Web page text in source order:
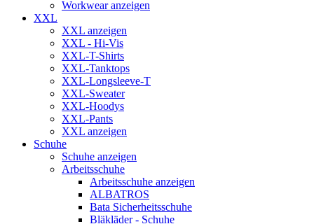
Workwear anzeigen
XXL
XXL anzeigen
XXL - Hi-Vis
XXL-T-Shirts
XXL-Tanktops
XXL-Longsleeve-T
XXL-Sweater
XXL-Hoodys
XXL-Pants
XXL anzeigen
Schuhe
Schuhe anzeigen
Arbeitsschuhe
Arbeitsschuhe anzeigen
ALBATROS
Bata Sicherheitsschuhe
Bläkläder - Schuhe